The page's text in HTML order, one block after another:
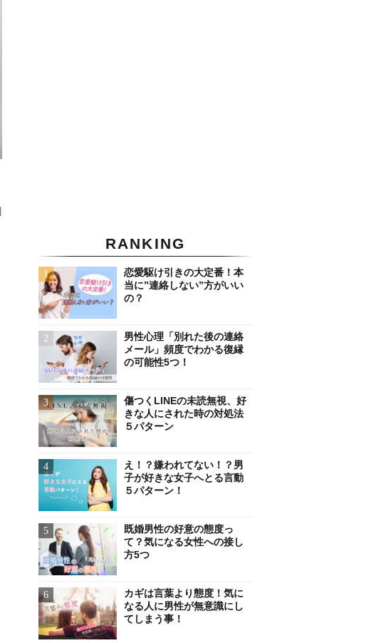
RANKING
恋愛駆け引きの大定番！本
当に”連絡しない”方がいい
の？
男性心理「別れた後の連絡
メール」頻度でわかる復縁
の可能性5つ！
傷つくLINEの未読無視、好
きな人にされた時の対処法
５パターン
え！？嫌われてない！？男
子が好きな女子へとる言動
５パターン！
既婚男性の好意の態度っ
て？気になる女性への接し
方5つ
カギは言葉より態度！気に
なる人に男性が無意識にし
てしまう事！